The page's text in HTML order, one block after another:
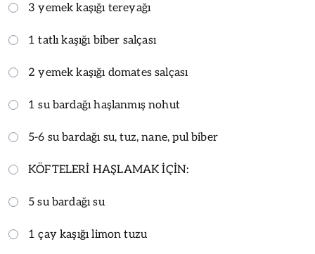
3 yemek kaşığı tereyağı
1 tatlı kaşığı biber salçası
2 yemek kaşığı domates salçası
1 su bardağı haşlanmış nohut
5-6 su bardağı su, tuz, nane, pul biber
KÖFTELERİ HAŞLAMAK İÇİN:
5 su bardağı su
1 çay kaşığı limon tuzu